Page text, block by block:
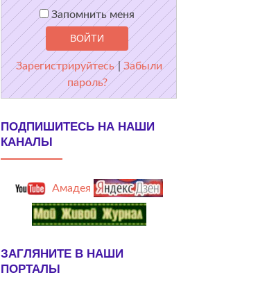
Запомнить меня
Зарегистрируйтесь | Забыли
пароль?
ПОДПИШИТЕСЬ НА НАШИ
КАНАЛЫ
Амадея
ЗАГЛЯНИТЕ В НАШИ
ПОРТАЛЫ